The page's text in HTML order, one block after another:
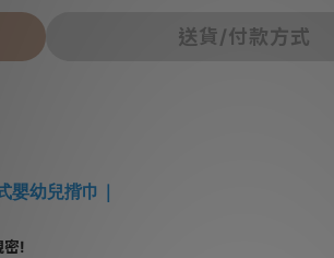
送貨/付款方式
幼兒揹巾｜
密!